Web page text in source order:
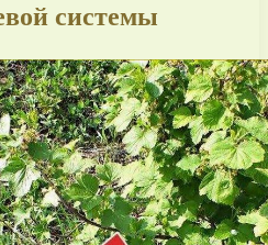
системы